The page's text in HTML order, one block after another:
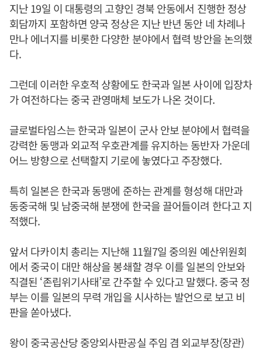
지난 19일 이 대통령의 고향인 경북 안동에서 진행한 정상
회담까지 포함하면 양국 정상은 지난 반년 동안 네 차례나
만나 에너지를 비롯한 다양한 분야에서 협력 방안을 논의했
다.
그런데 이러한 우호적 상황에도 한국과 일본 사이에 입장차
가 여전하다는 중국 관영매체 보도가 나온 것이다.
글로벌타임스는 한국과 일본이 군사 안보 분야에서 협력을
강력한 동맹과 외교적 우호관계를 유지하는 동반자 가운데
어느 방향으로 선택할지 기로에 놓였다고 주장했다.
특히 일본은 한국과 동맹에 준하는 관계를 형성해 대만과
동중국해 및 남중국해 분쟁에 한국을 끌어들이려 한다고 지
적했다.
앞서 다카이치 총리는 지난해 11월7일 중의원 예산위원회
에서 중국이 대만 해상을 봉쇄할 경우 이를 일본의 안보와
직결된 ‘존립위기사태’로 간주할 수 있다고 말했다. 중국 정
부는 이를 일본의 무력 개입을 시사하는 발언으로 보고 비
판을 쏟아냈다.
왕이 중국공산당 중앙외사판공실 주임 겸 외교부장(장관)